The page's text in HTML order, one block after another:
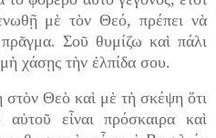
μὲ τὸν Θεό, πρέπει νὰ
Σοῦ θυμίζω καὶ πάλι
χάσῃς τὴν ἐλπίδα σου.
Θεὸ καὶ μὲ τὴ σκέψη ὅτι
εἶναι πρόσκαιρα καὶ